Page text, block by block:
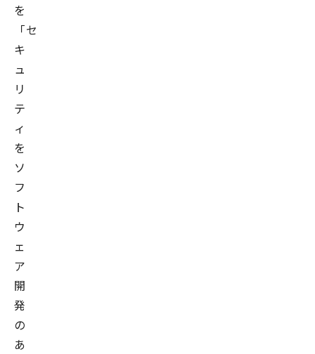
を
「セ
キ
ュ
リ
テ
ィ
を
ソ
フ
ト
ウ
ェ
ア
開
発
の
あ